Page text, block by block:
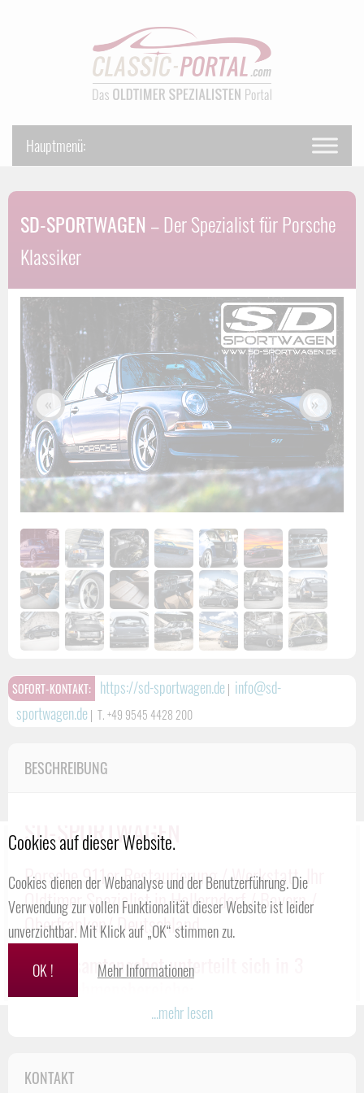
Cookies auf dieser Website.
Cookies dienen der Webanalyse und der Benutzerführung. Die
Verwendung zur vollen Funktionalität dieser Website ist leider
unverzichtbar. Mit Klick auf „OK“ stimmen zu.
OK !
Mehr Informationen
SD-SPORTWAGEN – Der Spezialist für Porsche
Klassiker
« »
SOFORT-KONTAKT: https://sd-sportwagen.de| info@sd-
sportwagen.de| T. +49 9545 4428 200
BESCHREIBUNG
SD-SPORTWAGEN
Porsche 911er Restaurierung / Werkstatt, Ihr
Oldtimer Spezialist in Hallerndorf / Bayern /
Oberfranken/ Deutschland
Das Gesamtangebot unterteilt sich in 3
Unternehmensbereiche:
Online-Shop (Porsche Ersatzteile)
...mehr lesen
KONTAKT